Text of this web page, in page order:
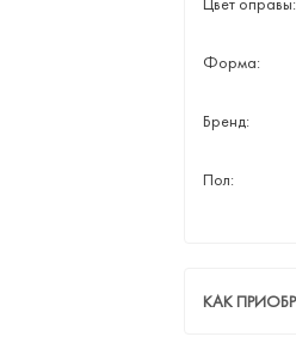
Форма:
Бренд:
Пол:
КАК